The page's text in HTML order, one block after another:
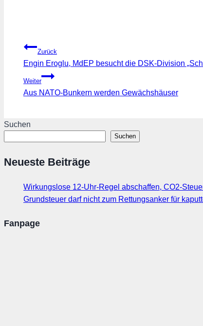
Beitragsnavigation
Zurück
Engin Eroglu, MdEP besucht die DSK-Division
Weiter
Aus NATO-Bunkern werden Gewächshäuser
Suchen
Suchen
Neueste Beiträge
Wirkungslose 12-Uhr-Regel abschaffen, CO2-
Grundsteuer darf nicht zum Rettungsanker für
Fanpage